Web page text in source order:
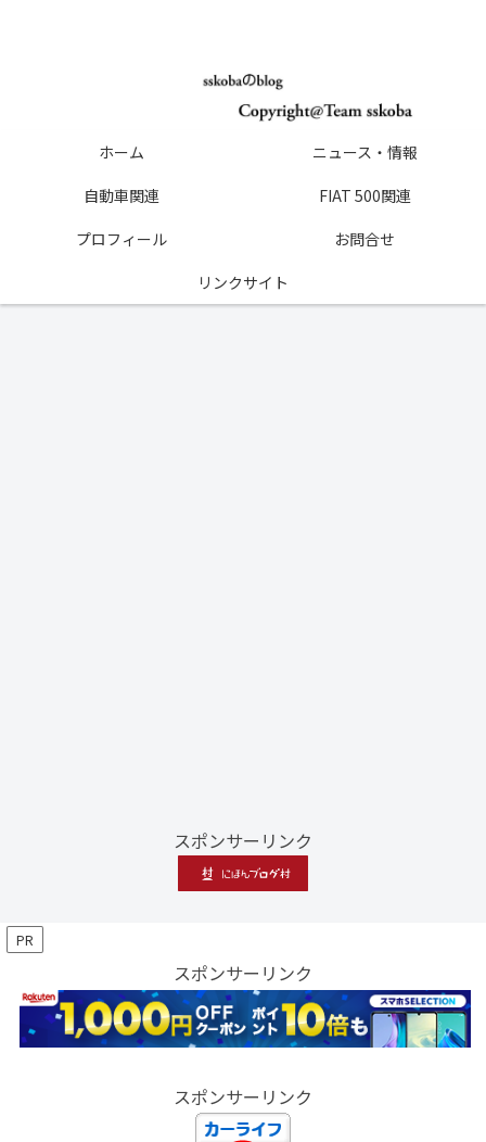
ホーム
ニュース・情報
自動車関連
FIAT 500関連
プロフィール
お問合せ
リンクサイト
スポンサーリンク
PR
スポンサーリンク
スポンサーリンク